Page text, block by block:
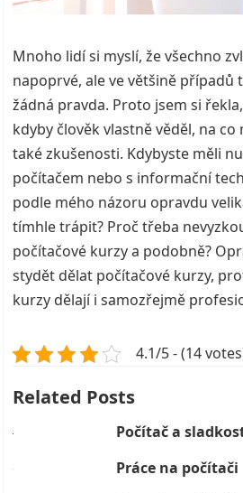
Mnoho lidí si myslí, že všechno
napoprvé, ale ve většině případů
žádná pravda. Proto jsem si
kdyby člověk vlastně věděl, na co
také zkušenosti. Kdybyste měli
počítačem nebo s informační
podle mého názoru opravdu
tímhle trápit? Proč třeba
počítačové kurzy a podobně?
stydět dělat počítačové kurzy,
kurzy dělají i samozřejmě
4.1/5 - (14
Related Posts
Počítač a
Práce na počítači